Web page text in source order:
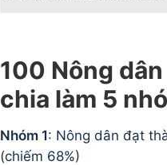
100 Nông
chia làm 5
Nhóm 1: Nông dân đạt
(chiếm 68%)